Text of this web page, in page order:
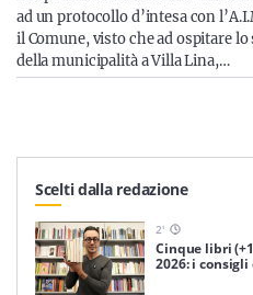
ad un protocollo d’intesa con
il Comune, visto che ad ospitare
della municipalità a Villa Lina,…
Scelti dalla redazione
2'
Cinque libri
2026: i